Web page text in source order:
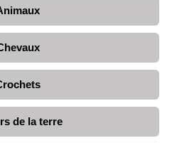
de la terre